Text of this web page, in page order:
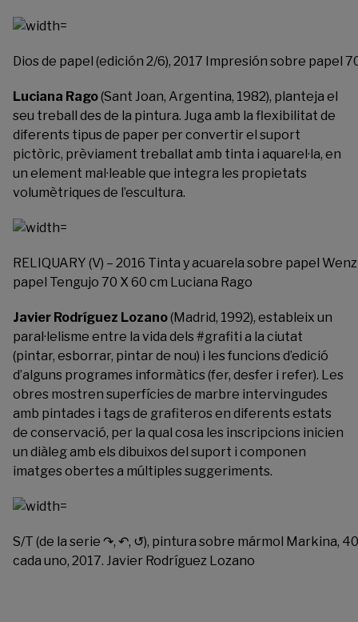
Dios de papel (edición 2/6), 2017 Impresión sobre papel
Luciana Rago(Sant Joan, Argentina, 1982), planteja el
seu treball des de la pintura. Juga amb la flexibilitat de
diferents tipus de paper per convertir el suport
pictòric, prèviament treballat amb tinta i aquarel·la, en
un element mal·leable que integra les propietats
volumètriques de l’escultura.
RELIQUARY (V) – 2016 Tinta y acuarela sobre papel
papel Tengujo 70 X 60 cm Luciana Rago
Javier Rodríguez Lozano(Madrid, 1992), estableix un
paral·lelisme entre la vida dels #grafiti a la ciutat
(pintar, esborrar, pintar de nou) i les funcions d’edició
d’alguns programes informàtics (fer, desfer i refer). Les
obres mostren superfícies de marbre intervingudes
amb pintades i tags de grafiteros en diferents estats
de conservació, per la qual cosa les inscripcions inicien
un diàleg amb els dibuixos del suport i componen
imatges obertes a múltiples suggeriments.
S/T (de la serie ↷, ↶, ↺), pintura sobre mármol Markina,
cada uno, 2017. Javier Rodríguez Lozano